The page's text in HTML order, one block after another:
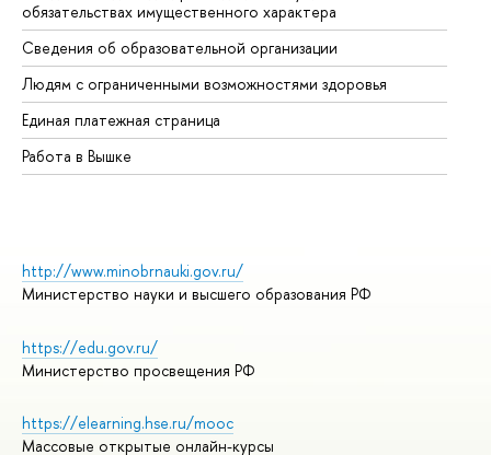
обязательствах имущественного характера
Сведения об образовательной организации
Людям с ограниченными возможностями здоровья
Единая платежная страница
Работа в Вышке
http://www.minobrnauki.gov.ru/
Министерство науки и высшего образования РФ
https://edu.gov.ru/
Министерство просвещения РФ
https://elearning.hse.ru/mooc
Массовые открытые онлайн-курсы